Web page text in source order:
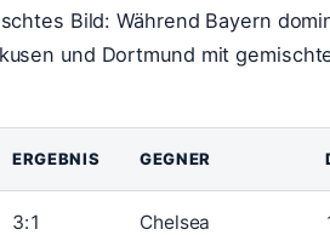
Bild: Während Bayern
und Dortmund mit
ERGEBNIS GEGNER
3:1 Chelsea